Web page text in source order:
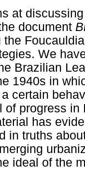
at
document
the
We
Brazilian
1940s in
certain
of progress
has
in truths
ideal of the